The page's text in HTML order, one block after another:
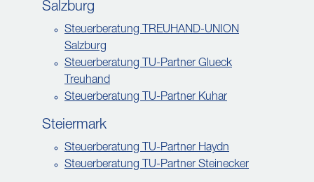
Salzburg
Steuerberatung TREUHAND-UNION
Salzburg
Steuerberatung TU-Partner Glueck
Treuhand
Steuerberatung TU-Partner Kuhar
Steiermark
Steuerberatung TU-Partner Haydn
Steuerberatung TU-Partner Steinecker